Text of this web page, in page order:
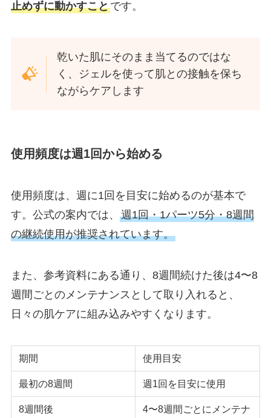
止めずに動かすことです。
乾いた肌にそのまま当てるのではな
く、ジェルを使って肌との接触を保ち
ながらケアします
使用頻度は週1回から始める
使用頻度は、週に1回を目安に始めるのが基本で
す。公式の案内では、 週1回・1パーツ5分・8週間
の継続使用が推奨されています。
また、参考資料にある通り、8週間続けた後は4〜8
週間ごとのメンテナンスとして取り入れると、
日々の肌ケアに組み込みやすくなります。
期間 使用目安
最初の8週間 週1回を目安に使用
8週間後
4〜8週間ごとにメンテナ